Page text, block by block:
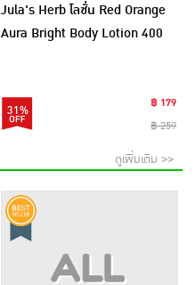
Jula's Herb โลชั่น Red Orange
Aura Bright Body Lotion 400
31%
฿ 179
฿ 259
ดูเพิ่มเติม >>